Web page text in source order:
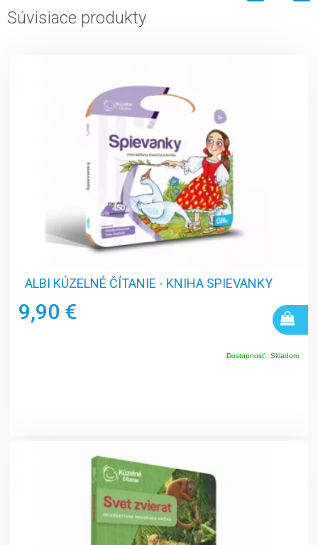
Súvisiace produkty
ALBI KÚZELNÉ ČÍTANIE - KNIHA SPIEVANKY
9,90 €
Dostupnosť: Skladom